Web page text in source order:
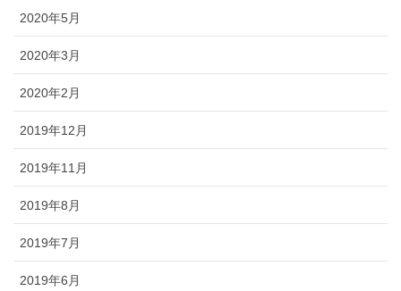
2020年5月
2020年3月
2020年2月
2019年12月
2019年11月
2019年8月
2019年7月
2019年6月